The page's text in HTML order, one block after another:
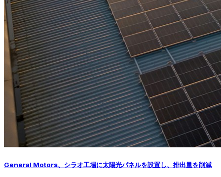
General Motors、シラオ工場に太陽光パネルを設置し、排出量を削減